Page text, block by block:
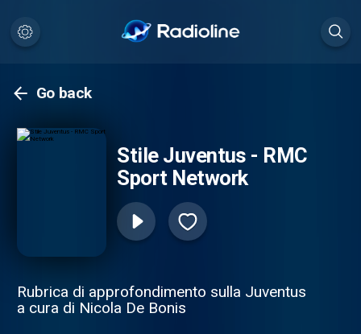
Go back
Stile Juventus - RMC
Sport Network
Rubrica di approfondimento sulla Juventus
a cura di Nicola De Bonis